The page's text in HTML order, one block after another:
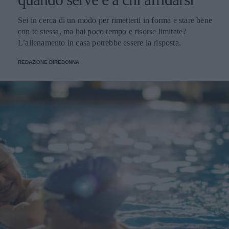
alimenti fermentati e meno zuccheri — insieme a sonno e
gestione dello stress — è un investimento concreto sul
benessere quotidiano. E, a differenza di molte altre
sponsorizzati
Sei in cerca di un modo per rimetterti in forma e stare bene
con te stessa, ma hai poco tempo e risorse limitate?
L’allenamento in casa potrebbe essere la risposta.
REDAZIONE DIREDONNA